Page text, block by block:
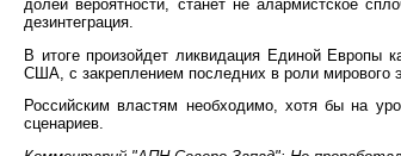
долей вероятности, станет не алармистское
дезинтеграция.
В итоге произойдет ликвидация Единой Европы
США, с закреплением последних в роли мирового
Российским властям необходимо, хотя бы на
сценариев.